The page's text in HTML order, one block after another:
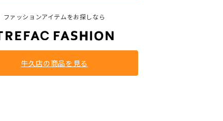
ファッションアイテムをお探しなら
牛久店の商品を見る